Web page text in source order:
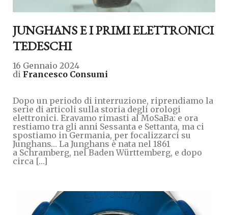
JUNGHANS E I PRIMI ELETTRONICI
TEDESCHI
16 Gennaio 2024
di Francesco Consumi
Dopo un periodo di interruzione, riprendiamo la
serie di articoli sulla storia degli orologi
elettronici. Eravamo rimasti al MoSaBa: e ora
restiamo tra gli anni Sessanta e Settanta, ma ci
spostiamo in Germania, per focalizzarci su
Junghans… La Junghans è nata nel 1861
a Schramberg, nel Baden Württemberg, e dopo
circa […]